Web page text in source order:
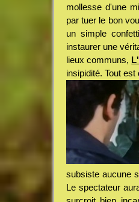
mollesse d'une
par tuer le bon
un simple
instaurer une
lieux communs,
insipidité. Tout
subsiste aucune
Le spectateur